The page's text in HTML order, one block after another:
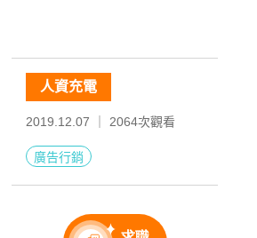
人資充電
2019.12.07 ｜ 2064次觀看
廣告行銷